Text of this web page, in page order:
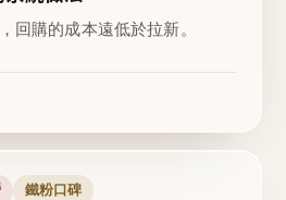
回購的成本遠低於拉新。
鐵粉口碑